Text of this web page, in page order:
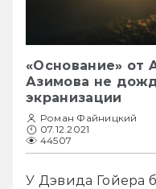
«Основание» от
Азимова не
экранизации
Роман Файницкий
07.12.2021
44507
У Дэвида Гойера